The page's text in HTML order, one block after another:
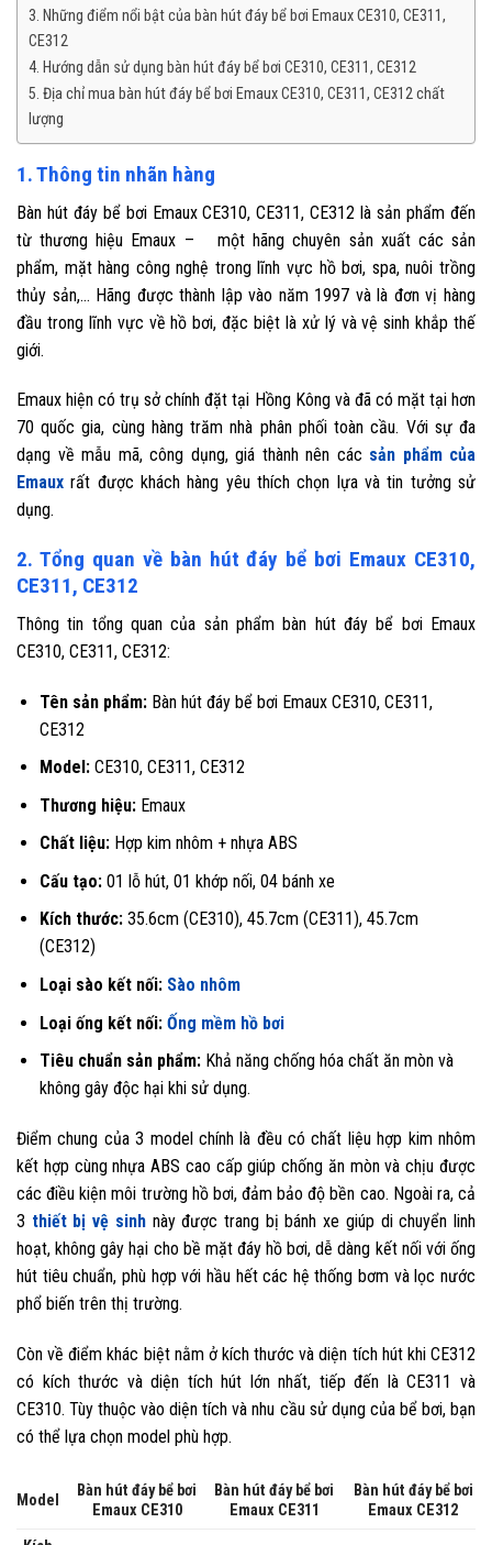
3. Những điểm nổi bật của bàn hút đáy bể bơi Emaux CE310, CE311,
CE312
4. Hướng dẫn sử dụng bàn hút đáy bể bơi CE310, CE311, CE312
5. Địa chỉ mua bàn hút đáy bể bơi Emaux CE310, CE311, CE312 chất
lượng
1. Thông tin nhãn hàng
Bàn hút đáy bể bơi Emaux CE310, CE311, CE312 là sản phẩm đến
từ thương hiệu Emaux – một hãng chuyên sản xuất các sản
phẩm, mặt hàng công nghệ trong lĩnh vực hồ bơi, spa, nuôi trồng
thủy sản,… Hãng được thành lập vào năm 1997 và là đơn vị hàng
đầu trong lĩnh vực về hồ bơi, đặc biệt là xử lý và vệ sinh khắp thế
giới.
Emaux hiện có trụ sở chính đặt tại Hồng Kông và đã có mặt tại hơn
70 quốc gia, cùng hàng trăm nhà phân phối toàn cầu. Với sự đa
dạng về mẫu mã, công dụng, giá thành nên các sản phẩm của
Emaux rất được khách hàng yêu thích chọn lựa và tin tưởng sử
dụng.
2. Tổng quan về bàn hút đáy bể bơi Emaux CE310,
CE311, CE312
Thông tin tổng quan của sản phẩm bàn hút đáy bể bơi Emaux
CE310, CE311, CE312:
Tên sản phẩm:Bàn hút đáy bể bơi Emaux CE310, CE311,
CE312
Model:CE310, CE311, CE312
Thương hiệu:Emaux
Chất liệu:Hợp kim nhôm + nhựa ABS
Cấu tạo:01 lỗ hút, 01 khớp nối, 04 bánh xe
Kích thước:35.6cm (CE310), 45.7cm (CE311), 45.7cm
(CE312)
Loại sào kết nối: Sào nhôm
Loại ống kết nối: Ống mềm hồ bơi
Tiêu chuẩn sản phẩm:Khả năng chống hóa chất ăn mòn và
không gây độc hại khi sử dụng.
Điểm chung của 3 model chính là đều có chất liệu hợp kim nhôm
kết hợp cùng nhựa ABS cao cấp giúp chống ăn mòn và chịu được
các điều kiện môi trường hồ bơi, đảm bảo độ bền cao. Ngoài ra, cả
3 thiết bị vệ sinhnày được trang bị bánh xe giúp di chuyển linh
hoạt, không gây hại cho bề mặt đáy hồ bơi, dễ dàng kết nối với ống
hút tiêu chuẩn, phù hợp với hầu hết các hệ thống bơm và lọc nước
phổ biến trên thị trường.
Còn về điểm khác biệt nằm ở kích thước và diện tích hút khi CE312
có kích thước và diện tích hút lớn nhất, tiếp đến là CE311 và
CE310. Tùy thuộc vào diện tích và nhu cầu sử dụng của bể bơi, bạn
có thể lựa chọn model phù hợp.
Model
Bàn hút đáy bể bơi
Emaux CE310
Bàn hút đáy bể bơi
Emaux CE311
Bàn hút đáy bể bơi
Emaux CE312